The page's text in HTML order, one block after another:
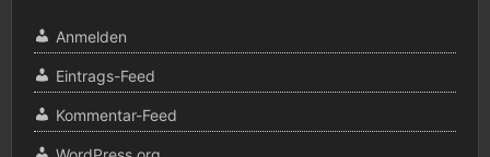
Anmelden
Eintrags-Feed
Kommentar-Feed